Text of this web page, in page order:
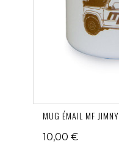
MUG ÉMAIL MF
10,00 €